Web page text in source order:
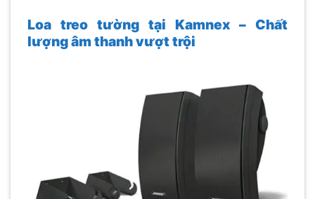
Loa treo tường tại Kamnex – Chất
lượng âm thanh vượt trội